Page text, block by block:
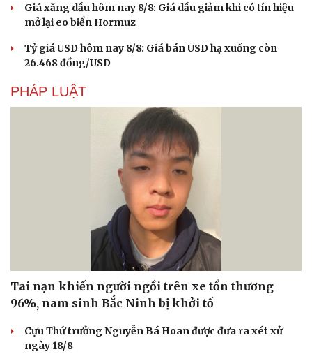
Giải trí
Nghệ sĩ
Thời trang
Sao Việt
Giá xăng dầu hôm nay 8/8: Giá dầu giảm khi có tín hiệu
mở lại eo biển Hormuz
Tỷ giá USD hôm nay 8/8: Giá bán USD hạ xuống còn
26.468 đồng/USD
PHÁP LUẬT
Tai nạn khiến người ngồi trên xe tổn thương
96%, nam sinh Bắc Ninh bị khởi tố
Cựu Thứ trưởng Nguyễn Bá Hoan được đưa ra xét xử
ngày 18/8